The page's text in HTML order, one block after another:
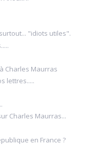
"idiots utiles".
Charles Maurras
lettres.....
Charles Maurras...
en France ?